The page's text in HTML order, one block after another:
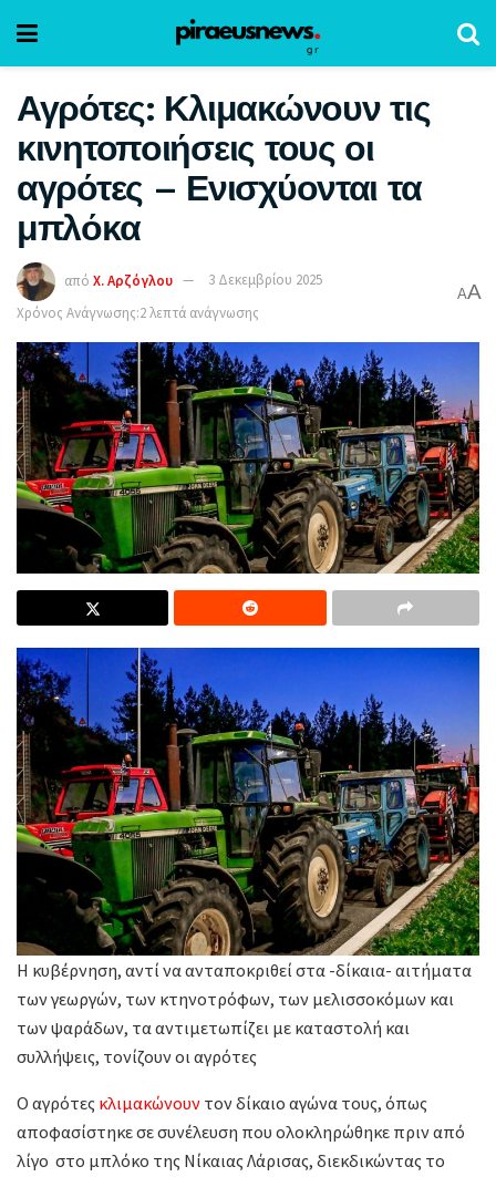
Αγρότες: Κλιμακώνουν τις
κινητοποιήσεις τους οι
αγρότες – Ενισχύονται τα
μπλόκα
από Χ. Αρζόγλου
3 Δεκεμβρίου 2025
Χρόνος Ανάγνωσης:2 λεπτά ανάγνωσης
AA
Η κυβέρνηση, αντί να ανταποκριθεί στα -δίκαια- αιτήματα
των γεωργών, των κτηνοτρόφων, των μελισσοκόμων και
των ψαράδων, τα αντιμετωπίζει με καταστολή και
συλλήψεις, τονίζουν οι αγρότες
Ο αγρότες κλιμακώνουν τον δίκαιο αγώνα τους, όπως
αποφασίστηκε σε συνέλευση που ολοκληρώθηκε πριν από
λίγο στο μπλόκο της Νίκαιας Λάρισας, διεκδικώντας το